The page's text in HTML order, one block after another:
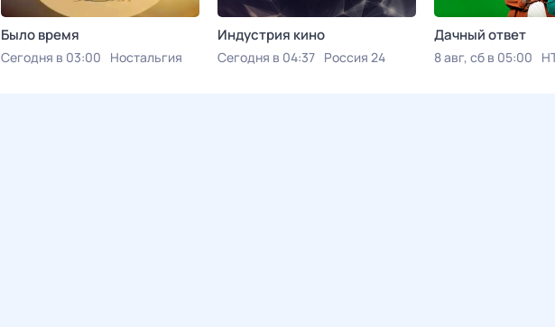
Было время
Сегодня в 03:00 Ностальгия
Индустрия кино
Сегодня в 04:37 Россия 24
Дачный ответ
8 авг, сб в 05:00